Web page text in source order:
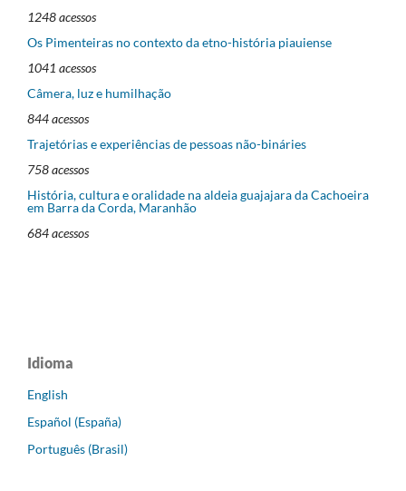
1248 acessos
Os Pimenteiras no contexto da etno-história piauiense
1041 acessos
Câmera, luz e humilhação
844 acessos
Trajetórias e experiências de pessoas não-bináries
758 acessos
História, cultura e oralidade na aldeia guajajara da Cachoeira
em Barra da Corda, Maranhão
684 acessos
Idioma
English
Español (España)
Português (Brasil)